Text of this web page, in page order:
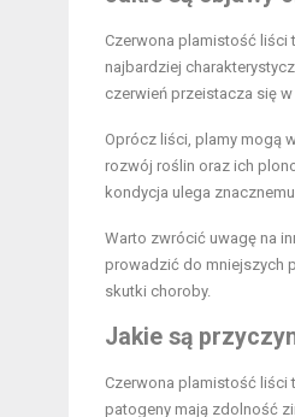
Czerwona plamistość liści
najbardziej
czerwień przeistacza się w
Oprócz liści, plamy mogą
rozwój roślin oraz ich
kondycja ulega
Warto zwrócić uwagę na
prowadzić do mniejszych
skutki choroby.
Jakie są
Czerwona plamistość liści
patogeny mają zdolność